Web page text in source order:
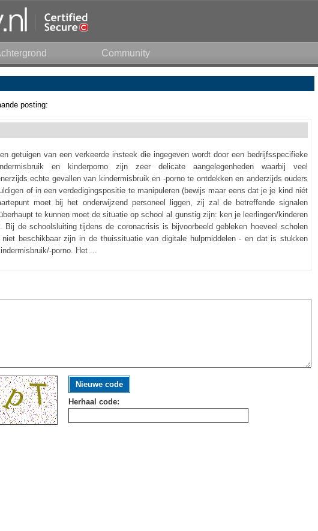
Community
posting:
getuigen van een verkeerde insteek die ingegeven wordt door een bedrijfsspecifieke
en kinderporno zijn zeer delicate aangelegenheden waarbij veel
echte gevallen van kindermisbruik en -porno te ontdekken en anderzijds ouders
of in een verdedigingspositie te manipuleren (bewijs maar eens dat je je kind niét
moet bij het onderwijzend personeel liggen, zij zal de betreffende signalen
te kunnen moet de situatie op school al gunstig zijn: ken je leerlingen/kinderen
Bij de schoolsluiting tijdens de coronacrisis is bijvoorbeeld gebleken hoeveel scholen
beschikbaar zijn in de thuissituatie van digitale hulpmiddelen - en dat is stukken
porno. Het ...
Nieuwe code
Herhaal code: